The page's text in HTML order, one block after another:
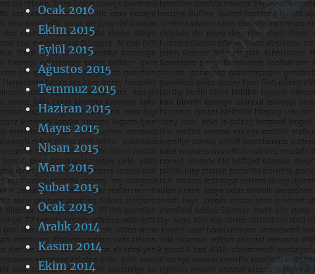
Ocak 2016
Ekim 2015
Eylül 2015
Ağustos 2015
Temmuz 2015
Haziran 2015
Mayıs 2015
Nisan 2015
Mart 2015
Şubat 2015
Ocak 2015
Aralık 2014
Kasım 2014
Ekim 2014